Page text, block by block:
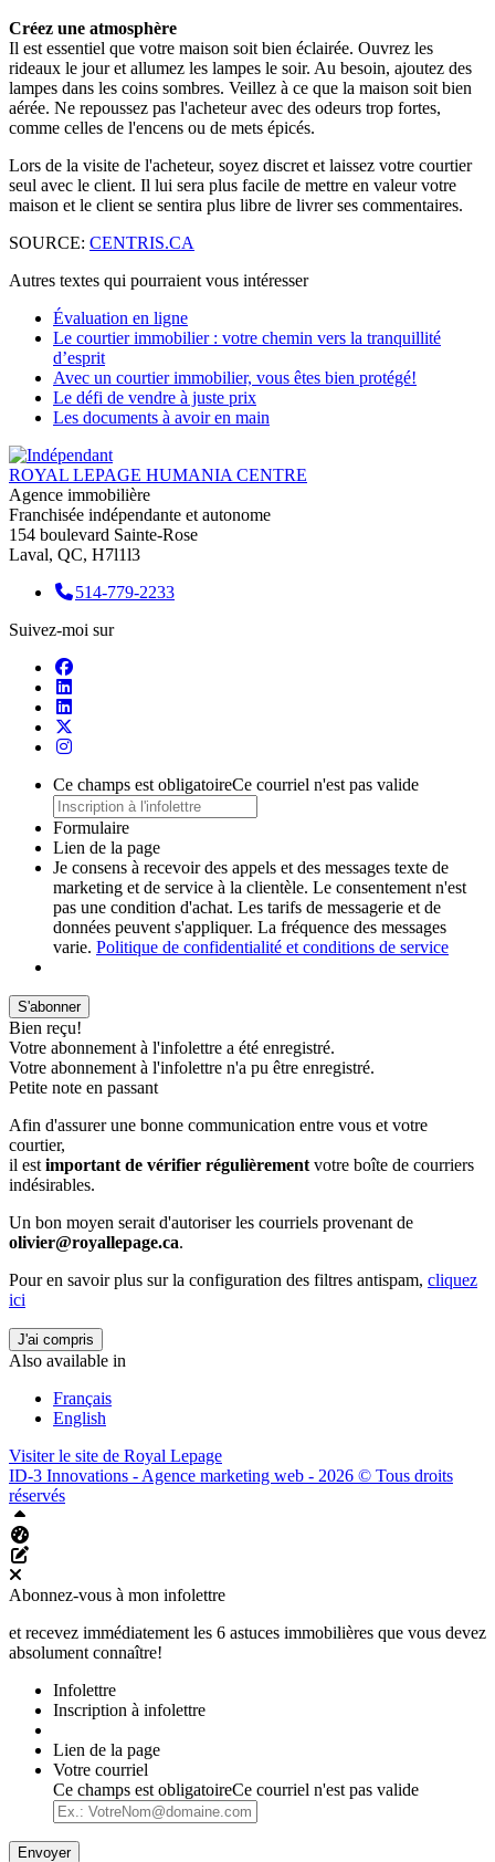
Créez une atmosphère
Il est essentiel que votre maison soit bien éclairée. Ouvrez les
rideaux le jour et allumez les lampes le soir. Au besoin, ajoutez des
lampes dans les coins sombres. Veillez à ce que la maison soit bien
aérée. Ne repoussez pas l'acheteur avec des odeurs trop fortes,
comme celles de l'encens ou de mets épicés.
Lors de la visite de l'acheteur, soyez discret et laissez votre courtier
seul avec le client. Il lui sera plus facile de mettre en valeur votre
maison et le client se sentira plus libre de livrer ses commentaires.
SOURCE: CENTRIS.CA
Autres textes qui pourraient vous intéresser
Évaluation en ligne
Le courtier immobilier : votre chemin vers la tranquillité
d’esprit
Avec un courtier immobilier, vous êtes bien protégé!
Le défi de vendre à juste prix
Les documents à avoir en main
ROYAL LEPAGE HUMANIA CENTRE
Agence immobilière
Franchisée indépendante et autonome
154 boulevard Sainte-Rose
Laval, QC, H7l1l3
514-779-2233
Suivez-moi sur
Ce champs est obligatoireCe courriel n'est pas valide
Formulaire
Lien de la page
Je consens à recevoir des appels et des messages texte de
marketing et de service à la clientèle. Le consentement n'est
pas une condition d'achat. Les tarifs de messagerie et de
données peuvent s'appliquer. La fréquence des messages
varie. Politique de confidentialité et conditions de service
S'abonner
Bien reçu!
Votre abonnement à l'infolettre a été enregistré.
Votre abonnement à l'infolettre n'a pu être enregistré.
Petite note en passant
Afin d'assurer une bonne communication entre vous et votre
courtier,
il est important de vérifier régulièrement votre boîte de courriers
indésirables.
Un bon moyen serait d'autoriser les courriels provenant de
olivier@royallepage.ca.
Pour en savoir plus sur la configuration des filtres antispam, cliquez
ici
J'ai compris
Also available in
Français
English
Visiter le site de Royal Lepage
ID-3 Innovations - Agence marketing web - 2026 © Tous droits
réservés
Abonnez-vous à mon infolettre
et recevez immédiatement les 6 astuces immobilières que vous devez
absolument connaître!
Infolettre
Inscription à infolettre
Lien de la page
Votre courriel
Ce champs est obligatoireCe courriel n'est pas valide
Envoyer